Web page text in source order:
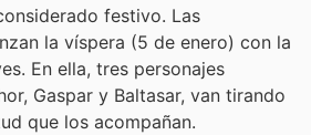
festivo. Las
la víspera (5 de enero) con la
En ella, tres personajes
Gaspar y Baltasar, van tirando
que los acompañan.